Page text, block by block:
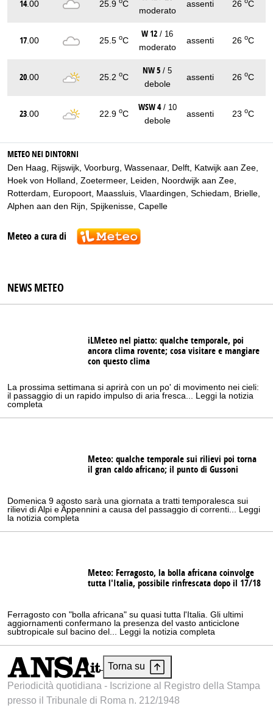
14.00 25.9 C
moderato
assenti 26 C
17 .00 25.5 oC
W 12 / 16
moderato
assenti 26 oC
20 .00 25.2 oC
NW 5 / 5
debole
assenti 26 oC
23 .00 22.9 oC
WSW 4 / 10
debole
assenti 23 oC
METEO NEI DINTORNI
Den Haag Rijswijk Voorburg Wassenaar, Delft Katwijk aan Zee
Hoek von Holland Zoetermeer, Leiden Noordwijk aan Zee
Rotterdam
Europoort Maassluis Vlaardingen Schiedam Brielle
Alphen aan den Rijn Spijkenisse Capelle
Meteo a cura di
NEWS METEO
iLMeteo nel piatto: qualche temporale, poi
ancora clima rovente; cosa visitare e mangiare
con questo clima
La prossima settimana si aprirà con un po' di movimento nei cieli:
il passaggio di un rapido impulso di aria fresca... Leggi la notizia
completa
Meteo: qualche temporale sui rilievi poi torna
il gran caldo africano; il punto di Gussoni
Domenica 9 agosto sarà una giornata a tratti temporalesca sui
rilievi di Alpi e Appennini a causa del passaggio di correnti... Leggi
la notizia completa
Meteo: Ferragosto, la bolla africana coinvolge
tutta l'Italia, possibile rinfrescata dopo il 17/18
Ferragosto con "bolla africana" su quasi tutta l'Italia. Gli ultimi
aggiornamenti confermano la presenza del vasto anticiclone
subtropicale sul bacino del... Leggi la notizia completa
Torna su
Periodicità quotidiana - Iscrizione al Registro della Stampa
presso il Tribunale di Roma n. 212/1948